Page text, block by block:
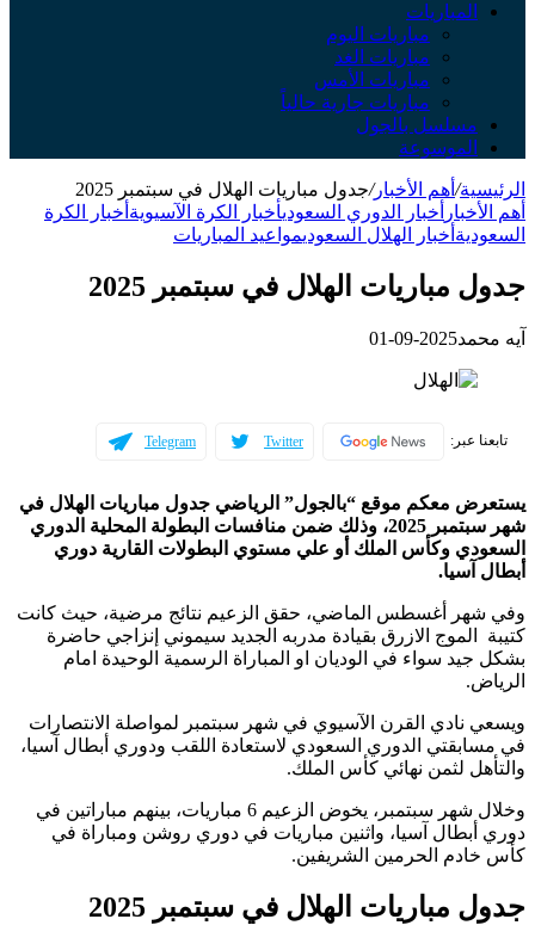
المباريات
مباريات اليوم
مباريات الغد
مباريات الأمس
مباريات جارية حالياً
مسلسل بالجول
الموسوعة
الرئيسية/ أهم الأخبار/جدول مباريات الهلال في سبتمبر 2025
أهم الأخبار أخبار الدوري السعوديأخبار الكرة الآسيوية أخبار الكرة
السعودية أخبار الهلال السعوديمواعيد المباريات
جدول مباريات الهلال في سبتمبر 2025
آيه محمد2025-09-01
تابعنا عبر: Twitter
Telegram
يستعرض معكم موقع “بالجول” الرياضي جدول مباريات الهلال في
شهر سبتمبر 2025، وذلك ضمن منافسات البطولة المحلية الدوري
السعودي وكأس الملك أو علي مستوي البطولات القارية دوري
أبطال آسيا.
وفي شهر أغسطس الماضي، حقق الزعيم نتائج مرضية، حيث كانت
كتيبة الموج الازرق بقيادة مدربه الجديد سيموني إنزاجي حاضرة
بشكل جيد سواء في الوديان او المباراة الرسمية الوحيدة امام
الرياض.
ويسعي نادي القرن الآسيوي في شهر سبتمبر لمواصلة الانتصارات
في مسابقتي الدوري السعودي لاستعادة اللقب ودوري أبطال آسيا،
والتأهل لثمن نهائي كأس الملك.
وخلال شهر سبتمبر، يخوض الزعيم 6 مباريات، بينهم مباراتين في
دوري أبطال آسيا، واثنين مباريات في دوري روشن ومباراة في
كأس خادم الحرمين الشريفين.
جدول مباريات الهلال في سبتمبر 2025